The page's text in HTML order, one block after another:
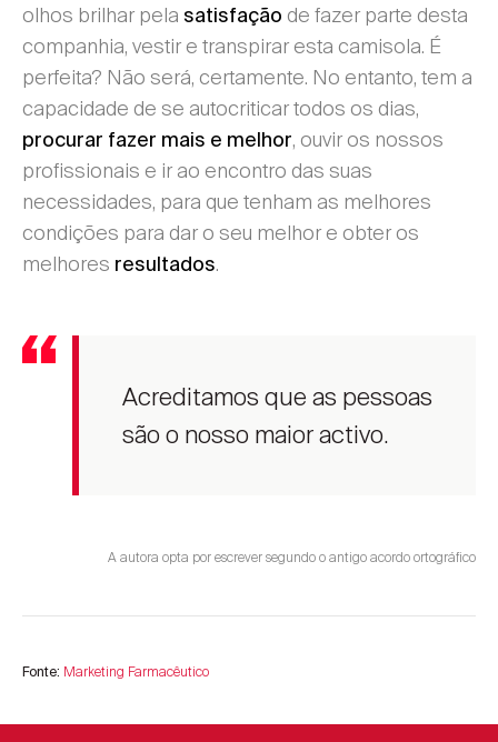
olhos brilhar pela satisfação de fazer parte desta
companhia, vestir e transpirar esta camisola. É
perfeita? Não será, certamente. No entanto, tem a
capacidade de se autocriticar todos os dias,
procurar fazer mais e melhor, ouvir os nossos
profissionais e ir ao encontro das suas
necessidades, para que tenham as melhores
condições para dar o seu melhor e obter os
melhores resultados.
Acreditamos que as pessoas
são o nosso maior activo.
A autora opta por escrever segundo o antigo acordo ortográfico
Fonte: Marketing Farmacêutico